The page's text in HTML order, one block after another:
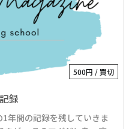
500円 / 買切
録
年間の記録を残していきま